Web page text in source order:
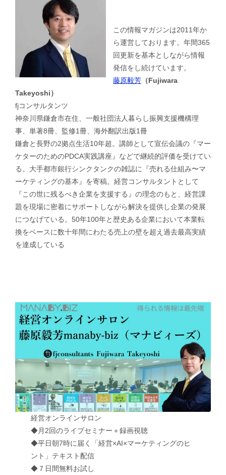
この情報マガジンは2011年か
ら運営しております。年間365
回更新を基本としながら情報
発信をし続けています。
藤原毅芳 （Fujiwara
Takeyoshi）
fjコンサルタンツ
神奈川県鎌倉市在住、一般社団法人暮らし振興支援機構理
事、単著8冊、監修1冊、海外翻訳出版1冊
鎌倉と長野の2拠点生活10年超。講師として宣伝会議の『マー
ケターのためのPDCA実践講座』などで継続的評価を受けてい
る。大手都市銀行シンクタンクの雑誌に『売れる仕組み〜マ
ーケティングの基本』を寄稿。経営コンサルタントとして
『この世に残るべき企業を支援する』の理念のもと、経営課
題を現場に密着にサポートしながら解決を提供し企業の発展
につなげている。50年100年と歴史ある企業において本業転
換をベースに数十年間にわたる売上の壁を超え過去最高実績
を達成している
経営オンラインサロン
◆月2回のライブセミナー＋録画視聴
◆平日朝7時に届く「経営×AI×マーケティングのヒ
ント」テキスト配信
◆７日間無料お試し